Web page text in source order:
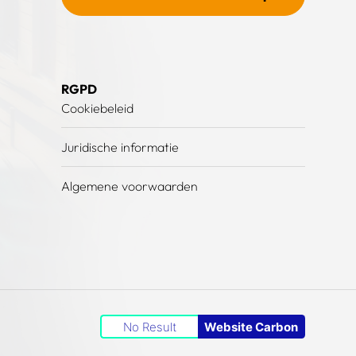
RGPD
Cookiebeleid
Juridische informatie
Algemene voorwaarden
No Result Website Carbon